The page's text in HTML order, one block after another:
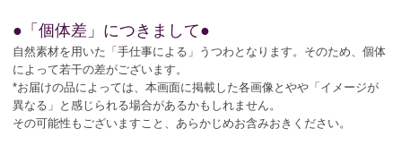
●「個体差」につきまして●
自然素材を用いた「手仕事による」うつわとなります。そのため、個体
によって若干の差がございます。
*お届けの品によっては、本画面に掲載した各画像とやや「イメージが
異なる」と感じられる場合があるかもしれません。
その可能性もございますこと、あらかじめお含みおきください。